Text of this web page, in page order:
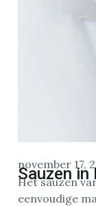
november 17,
Sauzen in
Het sauzen
eenvoudige